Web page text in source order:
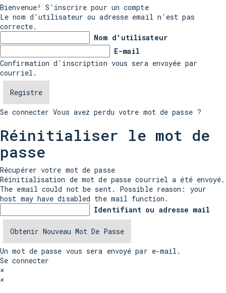
Bienvenue! S'inscrire pour un compte
Le nom d'utilisateur ou adresse email n'est pas
correcte.
Nom d'utilisateur
E-mail
Confirmation d'inscription vous sera envoyée par
courriel.
Se connecter Vous avez perdu votre mot de passe ?
Réinitialiser le mot de
passe
Récupérer votre mot de passe
Réinitialisation de mot de passe courriel a été envoyé.
The email could not be sent. Possible reason: your
host may have disabled the mail function.
Identifiant ou adresse mail
Un mot de passe vous sera envoyé par e-mail.
Se connecter
×
×